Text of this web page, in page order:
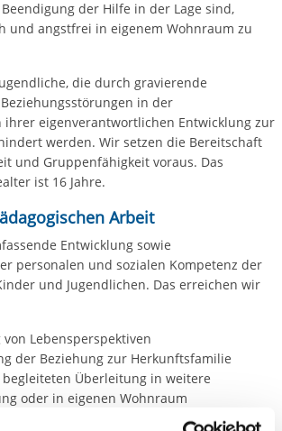
der Hilfe in der Lage sind,
und angstfrei in eigenem Wohnraum zu
die durch gravierende
in der
eigenverantwortlichen Entwicklung zur
werden. Wir setzen die Bereitschaft
und Gruppenfähigkeit voraus. Das
ist 16 Jahre.
Arbeit
Entwicklung sowie
personalen und sozialen Kompetenz der
und Jugendlichen. Das erreichen wir
Lebensperspektiven
der Beziehung zur Herkunftsfamilie
Überleitung in weitere
oder in eigenen Wohnraum
von Störungen und